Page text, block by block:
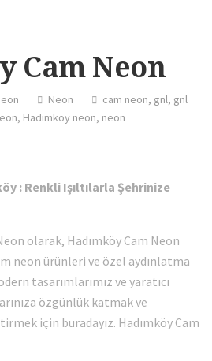
Cam Neon
Neon cam neon, gnl, gnl
, Hadımköy neon, neon
: Renkli Işıltılarla Şehrinize
olarak, Hadımköy Cam Neon
neon ürünleri ve özel aydınlatma
tasarımlarımız ve yaratıcı
özgünlük katmak ve
için buradayız. Hadımköy Cam